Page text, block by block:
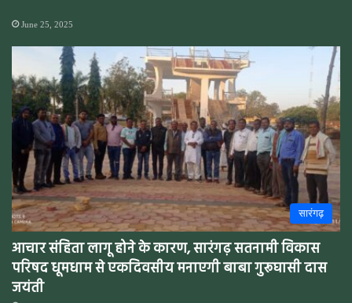
June 25, 2025
सारंगढ़
आचार संहिता लागू होने के कारण, सारंगढ़ सतनामी विकास
परिषद धूमधाम से एकदिवसीय मनाएगी बाबा गुरूघासी दास
जयंती